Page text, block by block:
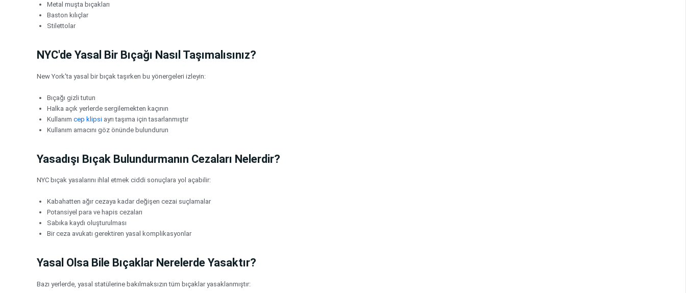
Metal muşta bıçakları
Baston kılıçlar
Stilettolar
NYC'de Yasal Bir Bıçağı Nasıl Taşımalısınız?
New York'ta yasal bir bıçak taşırken bu yönergeleri izleyin:
Bıçağı gizli tutun
Halka açık yerlerde sergilemekten kaçının
Kullanım cep klipsi ayrı taşıma için tasarlanmıştır
Kullanım amacını göz önünde bulundurun
Yasadışı Bıçak Bulundurmanın Cezaları Nelerdir?
NYC bıçak yasalarını ihlal etmek ciddi sonuçlara yol açabilir:
Kabahatten ağır cezaya kadar değişen cezai suçlamalar
Potansiyel para ve hapis cezaları
Sabıka kaydı oluşturulması
Bir ceza avukatı gerektiren yasal komplikasyonlar
Yasal Olsa Bile Bıçaklar Nerelerde Yasaktır?
Bazı yerlerde, yasal statülerine bakılmaksızın tüm bıçaklar yasaklanmıştır: